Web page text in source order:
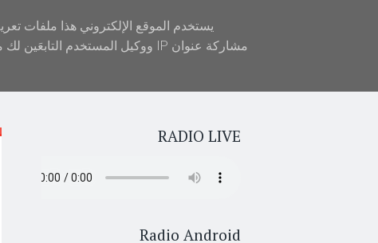
RADIO LIVE
Radio Android